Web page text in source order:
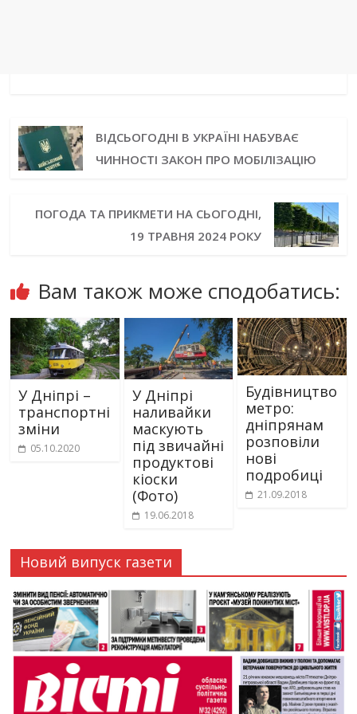
ВІДСЬОГОДНІ В УКРАЇНІ НАБУВАЄ
ЧИННОСТІ ЗАКОН ПРО МОБІЛІЗАЦІЮ
ПОГОДА ТА ПРИКМЕТИ НА СЬОГОДНІ,
19 ТРАВНЯ 2024 РОКУ
Вам також може сподобатись:
У Дніпрі –
транспортні
зміни
05.10.2020
У Дніпрі
наливайки
маскують
під звичайні
продуктові
кіоски
(Фото)
19.06.2018
Будівництво
метро:
дніпрянам
розповіли
нові
подробиці
21.09.2018
Новий випуск газети